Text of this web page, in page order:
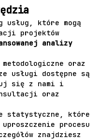
usług, które mogą
projektów
analizy
oraz
usługi dostępne są
się z nami i
oraz
statystyczne, które
procesu
znajdziesz